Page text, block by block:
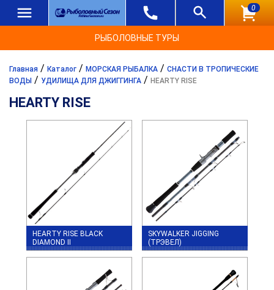
0
РЫБОЛОВНЫЕ ТУРЫ
Главная / Каталог / МОРСКАЯ РЫБАЛКА / СНАСТИ В ТРОПИЧЕСКИЕ
ВОДЫ / УДИЛИЩА ДЛЯ ДЖИГГИНГА / HEARTY RISE
HEARTY RISE
HEARTY RISE BLACK
DIAMOND II
SKYWALKER JIGGING
(ТРЭВЕЛ)